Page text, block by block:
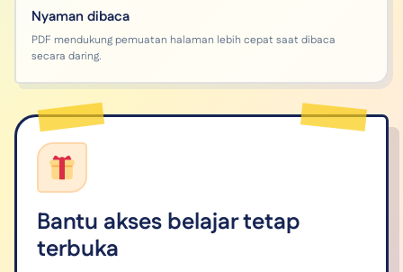
Nyaman dibaca
PDF mendukung pemuatan halaman lebih cepat saat dibaca
secara daring.
Bantu akses belajar tetap
terbuka